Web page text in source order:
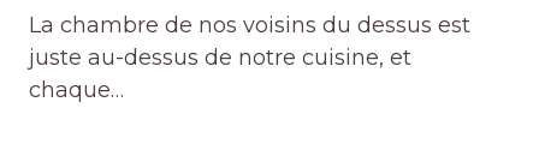
La chambre de nos voisins du dessus est
juste au-dessus de notre cuisine, et
chaque…